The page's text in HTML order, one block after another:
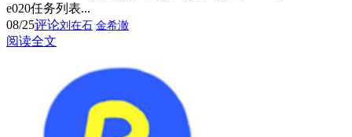
e020任务列表...
08/25评论刘在石 金希澈
阅读全文